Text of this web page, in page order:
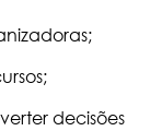
decisões